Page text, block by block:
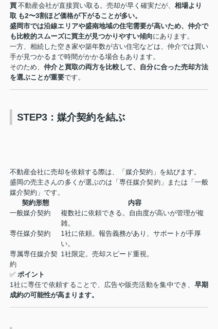
買
取
不動産会社が直接買い取る。売却が早く確実だが、 相場より
も2〜3割ほど価格が下がることが多い。
盛岡市では沿線エリアや盛南地域の住宅需要が高いため、仲介で
も比較的スムーズに買主が見つかりやすい傾向にあります。
一方、相続した空き家や築年数が古い住宅などは、仲介では買い
手が見つかるまで時間がかかる場合もあります。
そのため、仲介と買取の両方を比較して、自分に合った売却方法
を選ぶことが重要です。
STEP3：媒介契約を結ぶ
不動産会社に売却を依頼する際は、「媒介契約」を結びます。
盛岡の売主さんの多くが選ぶのは「専任媒介契約」または「一般
媒介契約」です。
契約形態
内容
一般媒介契約
複数社に依頼できる。自由度が高いが管理が複
雑。
専任媒介契約
1社に依頼。報告義務があり、サポートが手厚
い。
専属専任媒介契
約
1社限定。売却スピード重視。
✅ ポイント
1社に専任で依頼することで、広告や販売活動を集中でき、 早期
成約の可能性が高まります。